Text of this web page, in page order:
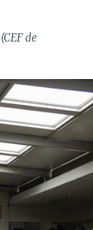
(CEF de